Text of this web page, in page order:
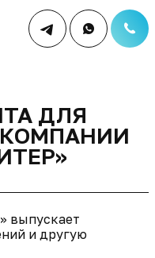
ДЛЯ
выпускает
и другую